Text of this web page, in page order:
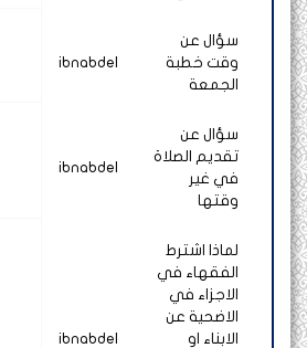
سؤال عن
وقت خطبة
الجمعة
ibnabdel
سؤال عن
تقديم الصلاة
في غير
وقتها
ibnabdel
لماذا اشترط
الفقهاء في
الاجزاء في
الاضحية عن
الابناء او
ibnabdel